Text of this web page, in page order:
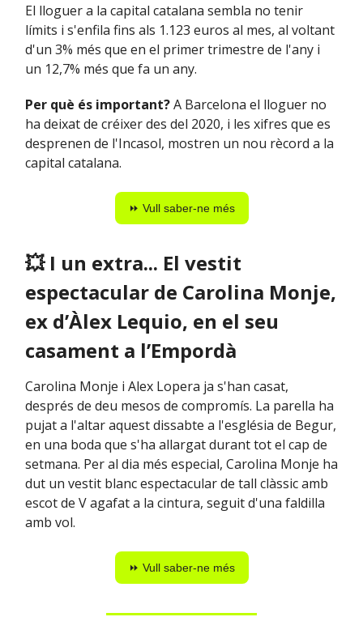
El lloguer a la capital catalana sembla no tenir
límits i s'enfila fins als 1.123 euros al mes, al voltant
d'un 3% més que en el primer trimestre de l'any i
un 12,7% més que fa un any.
Per què és important?A Barcelona el lloguer no
ha deixat de créixer des del 2020, i les xifres que es
desprenen de l'Incasol, mostren un nou rècord a la
capital catalana.
⏩ Vull saber-ne més
💥I un extra... El vestit
espectacular de Carolina Monje,
ex d’Àlex Lequio, en el seu
casament a l’Empordà
Carolina Monje i Alex Lopera ja s'han casat,
després de deu mesos de compromís. La parella ha
pujat a l'altar aquest dissabte a l'església de Begur,
en una boda que s'ha allargat durant tot el cap de
setmana. Per al dia més especial, Carolina Monje ha
dut un vestit blanc espectacular de tall clàssic amb
escot de V agafat a la cintura, seguit d'una faldilla
amb vol.
⏩ Vull saber-ne més